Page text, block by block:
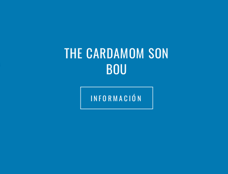
THE CARDAMOM SON
BOU
INFORMACIÓN